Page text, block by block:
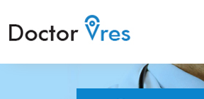
κυρίως περιεχόμενο
Doctor